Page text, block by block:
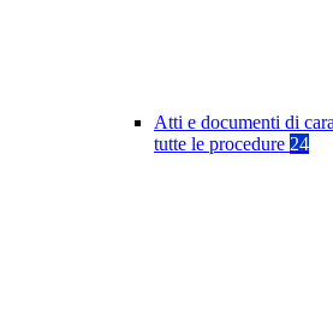
Atti e documenti di
tutte le procedure 24